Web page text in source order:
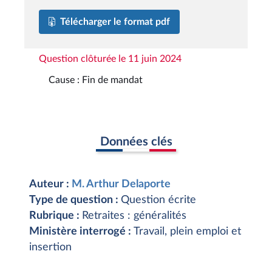
Télécharger le format pdf
Question clôturée le 11 juin 2024
Cause : Fin de mandat
Données clés
Auteur : M. Arthur Delaporte
Type de question : Question écrite
Rubrique : Retraites : généralités
Ministère interrogé : Travail, plein emploi et
insertion